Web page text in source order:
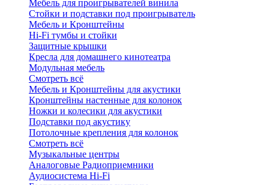
Мебель для проигрывателей винила
Стойки и подставки под проигрыватель
Мебель и Кронштейны
Hi-Fi тумбы и стойки
Защитные крышки
Кресла для домашнего кинотеатра
Модульная мебель
Смотреть всё
Мебель и Кронштейны для акустики
Кронштейны настенные для колонок
Ножки и колесики для акустики
Подставки под акустику
Потолочные крепления для колонок
Смотреть всё
Музыкальные центры
Аналоговые Радиоприемники
Аудиосистема Hi-Fi